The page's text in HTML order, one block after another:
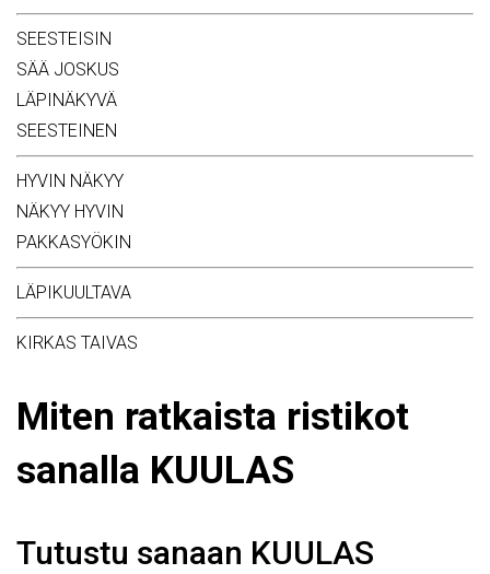
SEESTEISIN
SÄÄ JOSKUS
LÄPINÄKYVÄ
SEESTEINEN
HYVIN NÄKYY
NÄKYY HYVIN
PAKKASYÖKIN
LÄPIKUULTAVA
KIRKAS TAIVAS
Miten ratkaista ristikot
sanalla KUULAS
Tutustu sanaan KUULAS